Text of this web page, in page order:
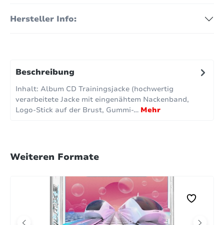
Hersteller Info:
Beschreibung
Inhalt: Album CD Trainingsjacke (hochwertig
verarbeitete Jacke mit eingenähtem Nackenband,
Logo-Stick auf der Brust, Gummi-… Mehr
Weiteren Formate